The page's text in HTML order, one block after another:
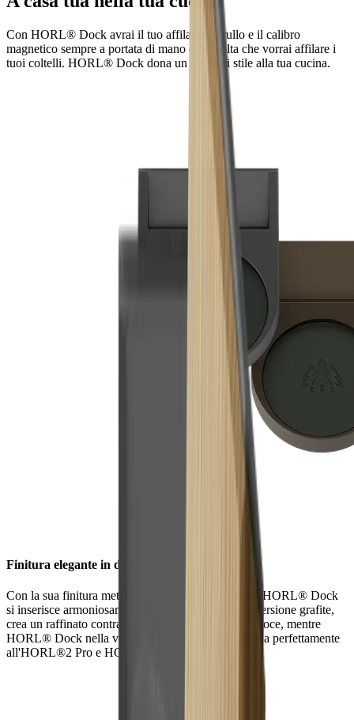
Con HORL® Dock avrai il tuo affilatore a rullo e il calibro
magnetico sempre a portata di mano ogni volta che vorrai affilare i
tuoi coltelli. HORL® Dock dona un tocco di stile alla tua cucina.
Finitura elegante in due colori
Con la sua finitura metallizzata e il look essenziale, HORL® Dock
si inserisce armoniosamente in ogni cucina. Nella versione grafite,
crea un raffinato contrasto con il legno di rovere e noce, mentre
HORL® Dock nella versione bronzo scuro si abbina perfettamente
all'HORL®2 Pro e HORL®3 Pro.